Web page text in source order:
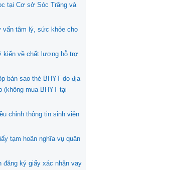
tại Cơ sở Sóc Trăng và
vấn tâm lý, sức khỏe cho
kiến về chất lượng hỗ trợ
bản sao thẻ BHYT do địa
(không mua BHYT tại
chỉnh thông tin sinh viên
tạm hoãn nghĩa vụ quân
đăng ký giấy xác nhận vay